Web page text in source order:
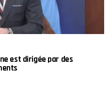
est dirigée par des